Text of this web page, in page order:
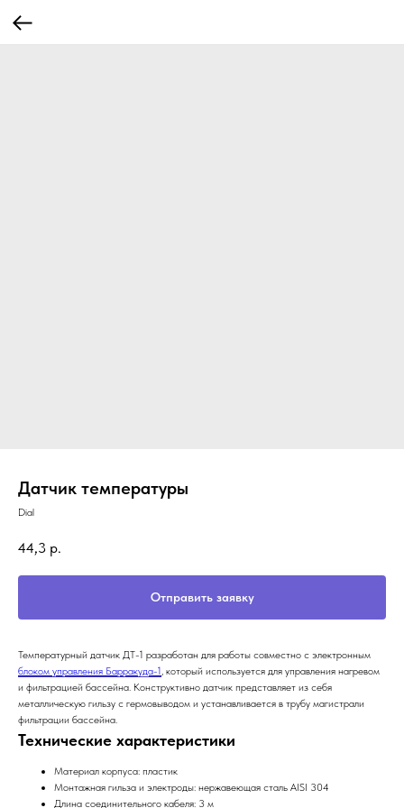
Датчик температуры
Dial
44,3 р.
Отправить заявку
Температурный датчик ДТ-1 разработан для работы совместно с электронным
блоком управления Барракуда-1, который используется для управления нагревом
и фильтрацией бассейна. Конструктивно датчик представляет из себя
металлическую гильзу с гермовыводом и устанавливается в трубу магистрали
фильтрации бассейна.
Технические характеристики
Материал корпуса: пластик
Монтажная гильза и электроды: нержавеющая сталь AISI 304
Длина соединительного кабеля: 3 м